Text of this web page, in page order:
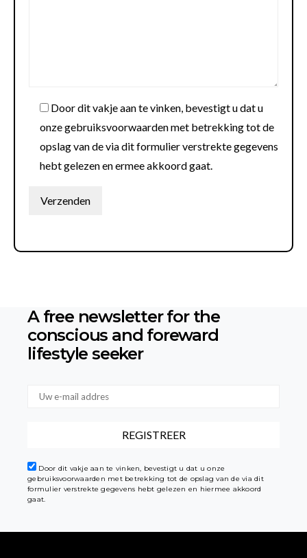
Door dit vakje aan te vinken, bevestigt u dat u
onze gebruiksvoorwaarden met betrekking tot de
opslag van de via dit formulier verstrekte gegevens
hebt gelezen en ermee akkoord gaat.
T
T
I
V
E
:
A free newsletter for the
conscious and foreward
lifestyle seeker
Door dit vakje aan te vinken, bevestigt u dat u onze
gebruiksvoorwaarden met betrekking tot de opslag van de via dit
formulier verstrekte gegevens hebt gelezen en hiermee akkoord
gaat.